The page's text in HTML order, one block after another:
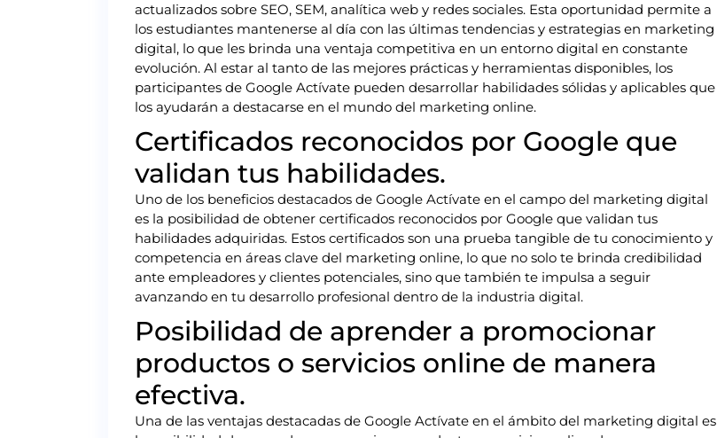
actualizados sobre SEO, SEM, analítica web y redes sociales. Esta oportunidad permite a
los estudiantes mantenerse al día con las últimas tendencias y estrategias en marketing
digital, lo que les brinda una ventaja competitiva en un entorno digital en constante
evolución. Al estar al tanto de las mejores prácticas y herramientas disponibles, los
participantes de Google Actívate pueden desarrollar habilidades sólidas y aplicables que
los ayudarán a destacarse en el mundo del marketing online.
Certificados reconocidos por Google que
validan tus habilidades.
Uno de los beneficios destacados de Google Actívate en el campo del marketing digital
es la posibilidad de obtener certificados reconocidos por Google que validan tus
habilidades adquiridas. Estos certificados son una prueba tangible de tu conocimiento y
competencia en áreas clave del marketing online, lo que no solo te brinda credibilidad
ante empleadores y clientes potenciales, sino que también te impulsa a seguir
avanzando en tu desarrollo profesional dentro de la industria digital.
Posibilidad de aprender a promocionar
productos o servicios online de manera
efectiva.
Una de las ventajas destacadas de Google Actívate en el ámbito del marketing digital es